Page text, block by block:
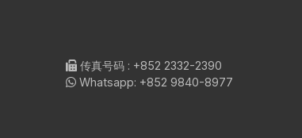
传真号码 : +852 2332-2390
Whatsapp: +852 9840-8977